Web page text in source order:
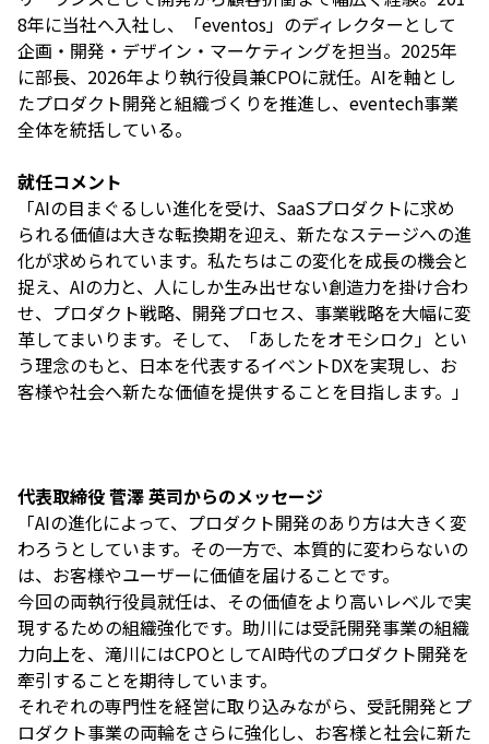
8年に当社へ入社し、「eventos」のディレクターとして
企画・開発・デザイン・マーケティングを担当。2025年
に部長、2026年より執行役員兼CPOに就任。AIを軸とし
たプロダクト開発と組織づくりを推進し、eventech事業
全体を統括している。
就任コメント
「AIの目まぐるしい進化を受け、SaaSプロダクトに求め
られる価値は大きな転換期を迎え、新たなステージへの進
化が求められています。私たちはこの変化を成長の機会と
捉え、AIの力と、人にしか生み出せない創造力を掛け合わ
せ、プロダクト戦略、開発プロセス、事業戦略を大幅に変
革してまいります。そして、「あしたをオモシロク」とい
う理念のもと、日本を代表するイベントDXを実現し、お
客様や社会へ新たな価値を提供することを目指します。」
代表取締役 菅澤 英司からのメッセージ
「AIの進化によって、プロダクト開発のあり方は大きく変
わろうとしています。その一方で、本質的に変わらないの
は、お客様やユーザーに価値を届けることです。
今回の両執行役員就任は、その価値をより高いレベルで実
現するための組織強化です。助川には受託開発事業の組織
力向上を、滝川にはCPOとしてAI時代のプロダクト開発を
牽引することを期待しています。
それぞれの専門性を経営に取り込みながら、受託開発とプ
ロダクト事業の両輪をさらに強化し、お客様と社会に新た